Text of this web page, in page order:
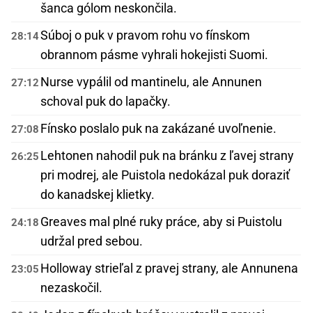
šanca gólom neskončila.
28:14Súboj o puk v pravom rohu vo fínskom
obrannom pásme vyhrali hokejisti Suomi.
27:12 Nurse vypálil od mantinelu, ale Annunen
schoval puk do lapačky.
27:08 Fínsko poslalo puk na zakázané uvoľnenie.
26:25 Lehtonen nahodil puk na bránku z ľavej strany
pri modrej, ale Puistola nedokázal puk doraziť
do kanadskej klietky.
24:18 Greaves mal plné ruky práce, aby si Puistolu
udržal pred sebou.
23:05 Holloway strieľal z pravej strany, ale Annunena
nezaskočil.